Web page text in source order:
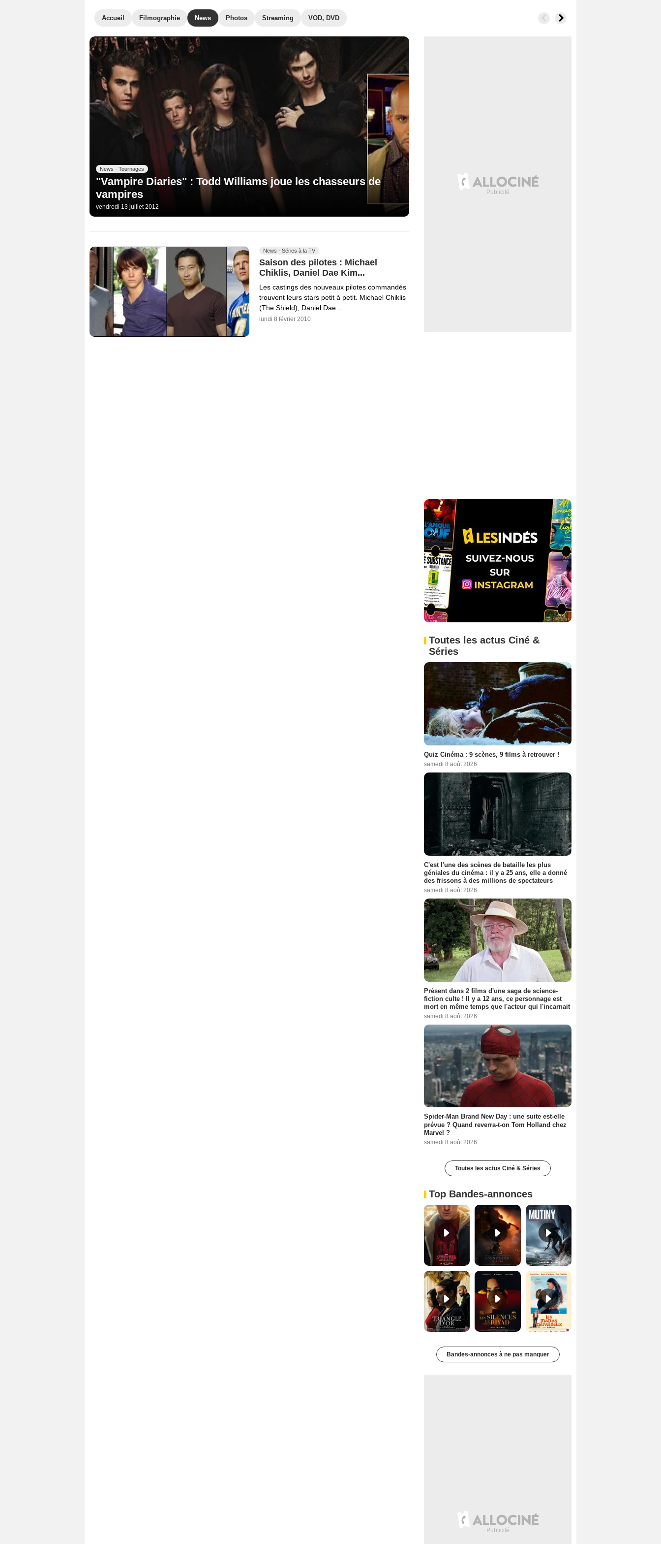
Accueil Filmographie News Photos Streaming VOD, DVD
News - Tournages
"Vampire Diaries" : Todd Williams joue les chasseurs de
vampires
vendredi 13 juillet 2012
News - Séries à la TV
Saison des pilotes : Michael
Chiklis, Daniel Dae Kim...
Les castings des nouveaux pilotes commandés
trouvent leurs stars petit à petit. Michael Chiklis
(The Shield), Daniel Dae…
lundi 8 février 2010
Toutes les actus Ciné &
Séries
Quiz Cinéma : 9 scènes, 9 films à retrouver !
samedi 8 août 2026
C'est l'une des scènes de bataille les plus
géniales du cinéma : il y a 25 ans, elle a donné
des frissons à des millions de spectateurs
samedi 8 août 2026
Présent dans 2 films d'une saga de science-
fiction culte ! Il y a 12 ans, ce personnage est
mort en même temps que l'acteur qui l'incarnait
samedi 8 août 2026
Spider-Man Brand New Day : une suite est-elle
prévue ? Quand reverra-t-on Tom Holland chez
Marvel ?
samedi 8 août 2026
Toutes les actus Ciné & Séries
Top Bandes-annonces
Spider-Man: Brand New Day Bande-annonce VO STFR L'Odyssée Bande-annonce VO STFR
Les Silences de Riyad Bande-annonce VO STFR Les Matins merveilleux Bande-annonce VF
Bandes-annonces à ne pas manquer